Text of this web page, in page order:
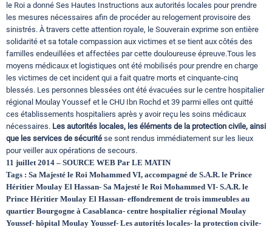
le Roi a donné Ses Hautes Instructions aux autorités locales pour prendre
les mesures nécessaires afin de procéder au relogement provisoire des
sinistrés. À travers cette attention royale, le Souverain exprime son entière
solidarité et sa totale compassion aux victimes et se tient aux côtés des
familles endeuillées et affectées par cette douloureuse épreuve.Tous les
moyens médicaux et logistiques ont été mobilisés pour prendre en charge
les victimes de cet incident qui a fait quatre morts et cinquante-cinq
blessés. Les personnes blessées ont été évacuées sur le centre hospitalier
régional Moulay Youssef et le CHU Ibn Rochd et 39 parmi elles ont quitté
ces établissements hospitaliers après y avoir reçu les soins médicaux
nécessaires. Les autorités locales, les éléments de la protection civile, ainsi
que les services de sécurité se sont rendus immédiatement sur les lieux
pour veiller aux opérations de secours.
11 juillet 2014 – SOURCE WEB Par LE MATIN
Tags : Sa Majesté le Roi Mohammed VI, accompagné de S.A.R. le Prince
Héritier Moulay El Hassan- Sa Majesté le Roi Mohammed VI- S.A.R. le
Prince Héritier Moulay El Hassan- effondrement de trois immeubles au
quartier Bourgogne à Casablanca- centre hospitalier régional Moulay
Youssef- hôpital Moulay Youssef- Les autorités locales- la protection civile-